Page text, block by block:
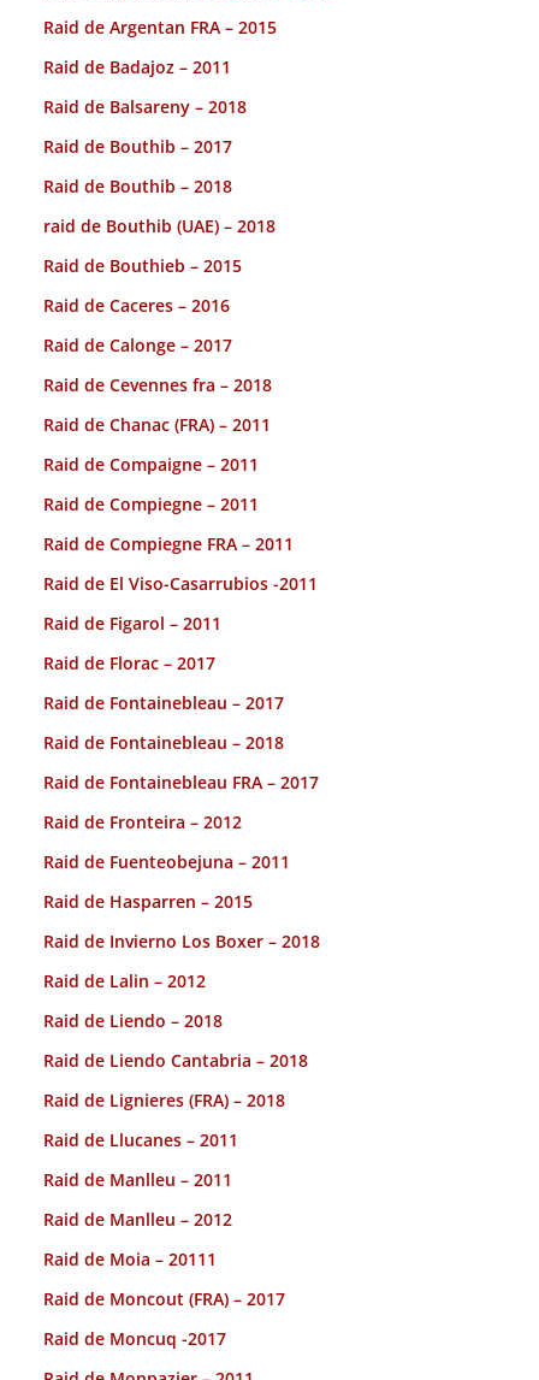
Raid de Argentan FRA – 2015
Raid de Badajoz – 2011
Raid de Balsareny – 2018
Raid de Bouthib – 2017
Raid de Bouthib – 2018
raid de Bouthib (UAE) – 2018
Raid de Bouthieb – 2015
Raid de Caceres – 2016
Raid de Calonge – 2017
Raid de Cevennes fra – 2018
Raid de Chanac (FRA) – 2011
Raid de Compaigne – 2011
Raid de Compiegne – 2011
Raid de Compiegne FRA – 2011
Raid de El Viso-Casarrubios -2011
Raid de Figarol – 2011
Raid de Florac – 2017
Raid de Fontainebleau – 2017
Raid de Fontainebleau – 2018
Raid de Fontainebleau FRA – 2017
Raid de Fronteira – 2012
Raid de Fuenteobejuna – 2011
Raid de Hasparren – 2015
Raid de Invierno Los Boxer – 2018
Raid de Lalin – 2012
Raid de Liendo – 2018
Raid de Liendo Cantabria – 2018
Raid de Lignieres (FRA) – 2018
Raid de Llucanes – 2011
Raid de Manlleu – 2011
Raid de Manlleu – 2012
Raid de Moia – 20111
Raid de Moncout (FRA) – 2017
Raid de Moncuq -2017